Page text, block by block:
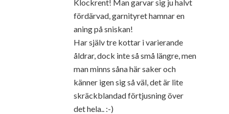
Klockrent! Man garvar sig ju halvt
fördärvad, garnityret hamnar en
aning på sniskan!
Har själv tre kottar i varierande
åldrar, dock inte så små längre, men
man minns såna här saker och
känner igen sig så väl, det är lite
skräckblandad förtjusning över
det hela.. :-)